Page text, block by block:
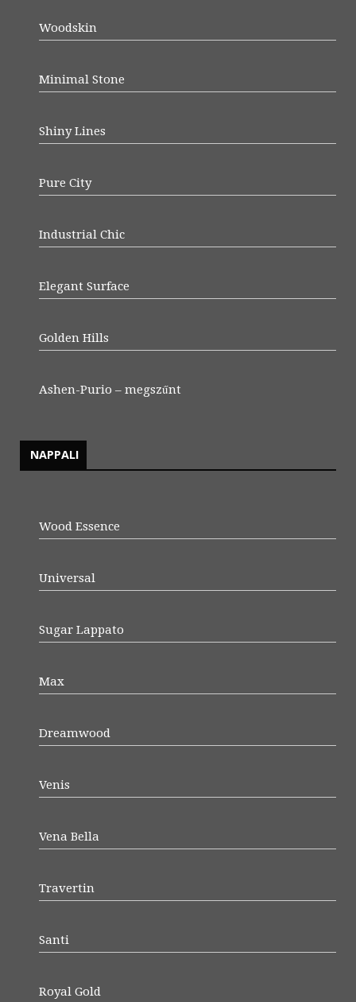
Woodskin
Minimal Stone
Shiny Lines
Pure City
Industrial Chic
Elegant Surface
Golden Hills
Ashen-Purio – megszűnt
NAPPALI
Wood Essence
Universal
Sugar Lappato
Max
Dreamwood
Venis
Vena Bella
Travertin
Santi
Royal Gold